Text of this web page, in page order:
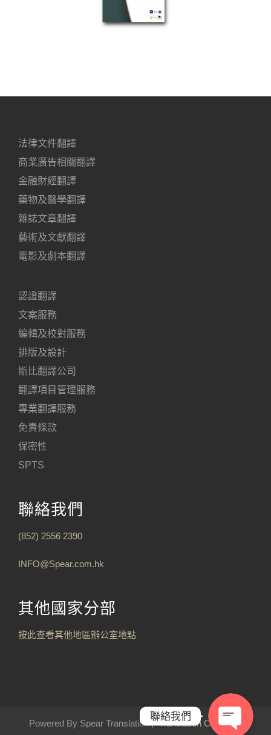
法律文件翻譯
商業廣告相關翻譯
金融財經翻譯
藥物及醫學翻譯
雜誌文章翻譯
藝術及文獻翻譯
電影及劇本翻譯
認證翻譯
文案服務
編輯及校對服務
排版及設計
斯比翻譯公司
翻譯項目管理服務
專業翻譯服務
免責條款
保密性
SPTS
聯絡我們
(852) 2556 2390
INFO@Spear.com.hk
其他國家分部
按此查看其他地區辦公室地點
Powered By Spear Translation |Translation Company
聯絡我們